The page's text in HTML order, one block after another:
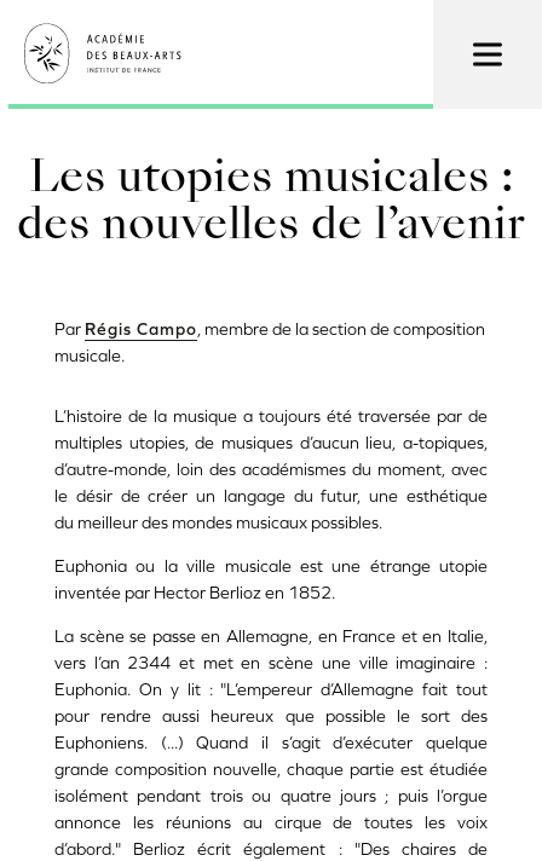
main
content
Les utopies musicales :
des nouvelles de l’avenir
Par Régis Campo, membre de la section de composition
musicale.
L’histoire de la musique a toujours été traversée par de
multiples utopies, de musiques d’aucun lieu, a-topiques,
d’autre-monde, loin des académismes du moment, avec
le désir de créer un langage du futur, une esthétique
du meilleur des mondes musicaux possibles.
Euphonia ou la ville musicale est une étrange utopie
inventée par Hector Berlioz en 1852.
La scène se passe en Allemagne, en France et en Italie,
vers l’an 2344 et met en scène une ville imaginaire :
Euphonia. On y lit : "L’empereur d’Allemagne fait tout
pour rendre aussi heureux que possible le sort des
Euphoniens. (...) Quand il s’agit d’exécuter quelque
grande composition nouvelle, chaque partie est étudiée
isolément pendant trois ou quatre jours ; puis l’orgue
annonce les réunions au cirque de toutes les voix
d’abord." Berlioz écrit également : "Des chaires de